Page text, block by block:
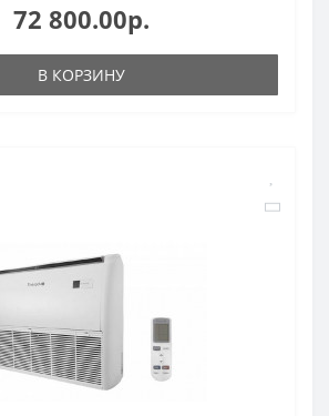
72 800.00р.
В КОРЗИНУ